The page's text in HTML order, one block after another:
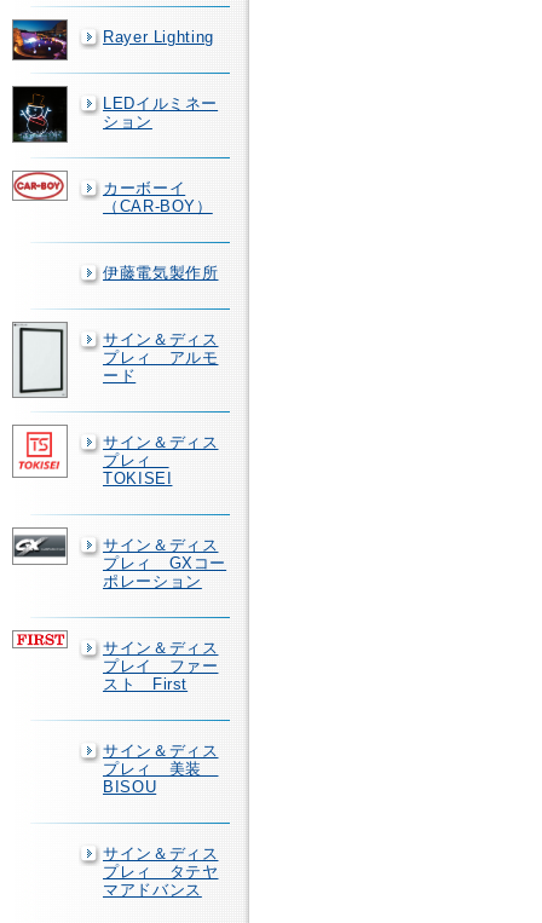
Rayer Lighting
LEDイルミネー
ション
カーボーイ
（CAR-BOY）
伊藤電気製作所
サイン＆ディス
プレィ アルモ
ード
サイン＆ディス
プレィ
TOKISEI
サイン＆ディス
プレィ GXコー
ポレーション
サイン＆ディス
プレイ ファー
スト First
サイン＆ディス
プレィ 美装
BISOU
サイン＆ディス
プレィ タテヤ
マアドバンス